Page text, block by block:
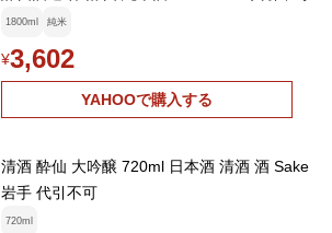
1800ml 純米
¥3,602
YAHOOで購入する
清酒 酔仙 大吟醸 720ml 日本酒 清酒 酒 Sake
岩手 代引不可
720ml